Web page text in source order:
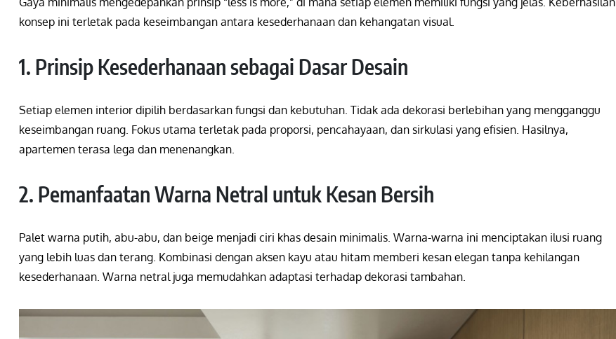
konsep ini terletak pada keseimbangan antara kesederhanaan dan kehangatan visual.
1. Prinsip Kesederhanaan sebagai Dasar Desain
Setiap elemen interior dipilih berdasarkan fungsi dan kebutuhan. Tidak ada dekorasi berlebihan yang mengganggu
keseimbangan ruang. Fokus utama terletak pada proporsi, pencahayaan, dan sirkulasi yang efisien. Hasilnya,
apartemen terasa lega dan menenangkan.
2. Pemanfaatan Warna Netral untuk Kesan Bersih
Palet warna putih, abu-abu, dan beige menjadi ciri khas desain minimalis. Warna-warna ini menciptakan ilusi ruang
yang lebih luas dan terang. Kombinasi dengan aksen kayu atau hitam memberi kesan elegan tanpa kehilangan
kesederhanaan. Warna netral juga memudahkan adaptasi terhadap dekorasi tambahan.